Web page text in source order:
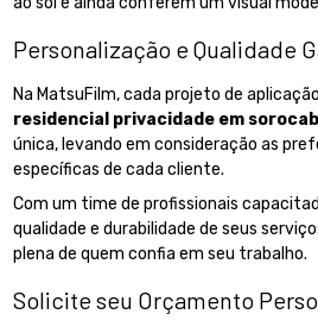
Personalização e Qualidade
Na MatsuFilm, cada projeto de
residencial privacidade em
única, levando em consideração as
específicas de cada cliente.
Com um time de profissionais
qualidade e durabilidade de seus
plena de quem confia em seu trabalho.
Solicite seu Orçamento